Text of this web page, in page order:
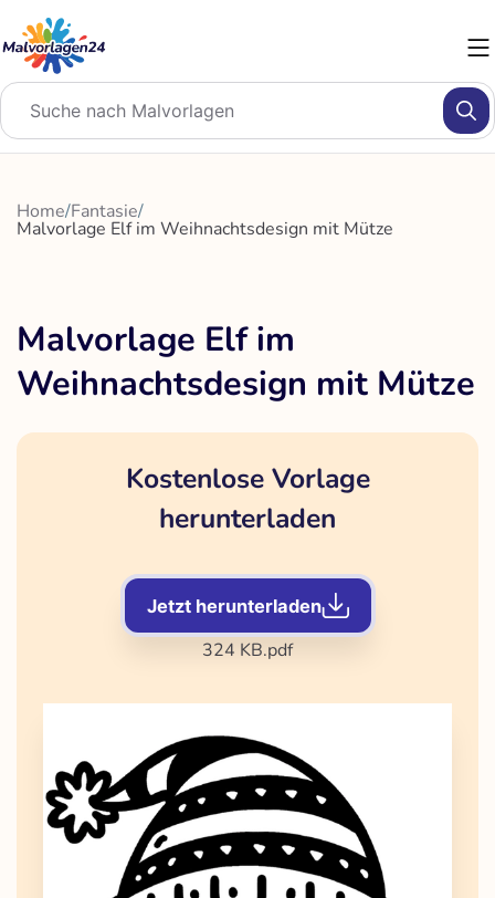
Inhalt
springen
Home/Fantasie/
Malvorlage Elf im Weihnachtsdesign mit Mütze
Malvorlage Elf im
Weihnachtsdesign mit Mütze
Kostenlose Vorlage
herunterladen
Jetzt herunterladen
324 KB.pdf